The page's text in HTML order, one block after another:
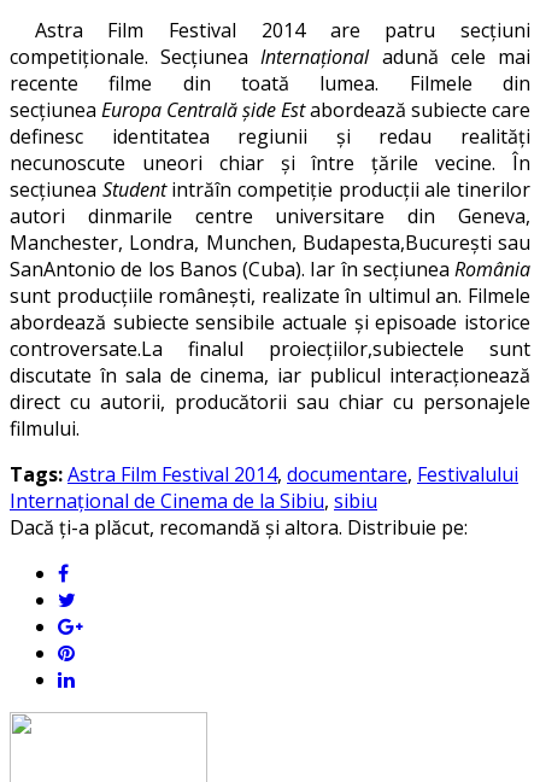
Astra Film Festival 2014 are patru secțiuni
competiționale. SecțiuneaInternaționaladună cele mai
recente filme din toată lumea. Filmele din
secțiunea Europa Centralășide Estabordează subiecte care
definesc identitatea regiunii și redau realități
necunoscute uneori chiar și între țările vecine. În
secțiunea Studentintrăîn competiție producții ale tinerilor
autori dinmarile centre universitare din Geneva,
Manchester, Londra, Munchen, Budapesta,București sau
SanAntonio de los Banos (Cuba). Iar în secţiunea România
sunt producțiile românești, realizate în ultimul an. Filmele
abordează subiecte sensibile actuale și episoade istorice
controversate.La finalul proiecțiilor,subiectele sunt
discutate în sala de cinema, iar publicul interacționează
direct cu autorii, producătorii sau chiar cu personajele
filmului.
Tags:Astra Film Festival 2014, documentare, Festivalului
Internațional de Cinema de la Sibiu, sibiu
Dacă ți-a plăcut, recomandă și altora. Distribuie pe: